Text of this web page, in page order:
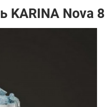
KARINA Nova 8